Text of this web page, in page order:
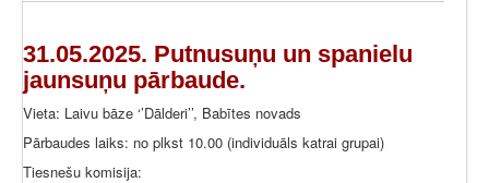
31.05.2025. Putnusuņu un spanielu
jaunsuņu pārbaude.
Vieta: Laivu bāze ‘’Dālderi’’, Babītes novads
Pārbaudes laiks: no plkst 10.00 (individuāls katrai grupai)
Tiesnešu komisija: